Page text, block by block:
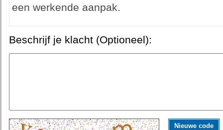
een werkende aanpak.
Beschrijf je klacht (Optioneel):
Nieuwe code